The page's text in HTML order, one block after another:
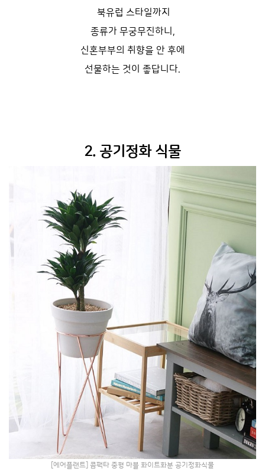
북유럽 스타일까지
종류가 무궁무진하니,
신혼부부의 취향을 안 후에
선물하는 것이 좋답니다.
2. 공기정화 식물
[에어플랜트] 콤팩타 중형 마블 화이트화분 공기정화식물